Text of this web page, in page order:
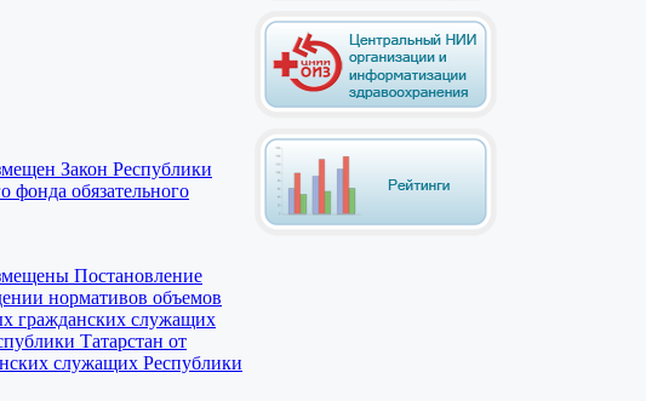
Закон Республики
фонда обязательного
Постановление
нормативов объемов
гражданских служащих
Татарстан от
служащих Республики